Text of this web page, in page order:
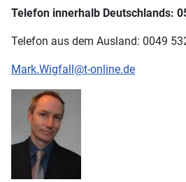
Telefon innerhalb Deutschlands:
Telefon aus dem Ausland: 0049
Mark.Wigfall@t-online.de